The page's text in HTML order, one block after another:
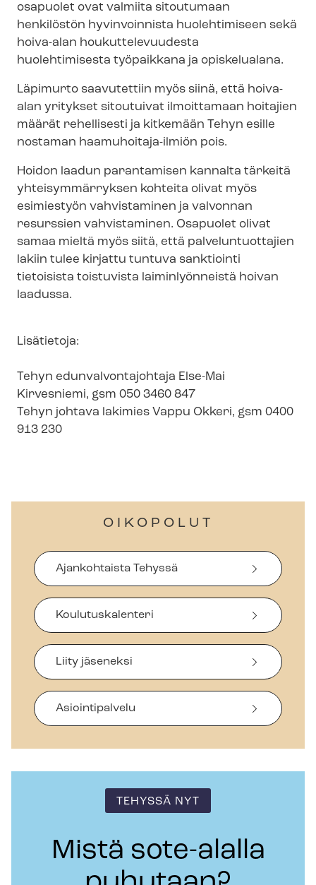
osapuolet ovat valmiita sitoutumaan
henkilöstön hyvinvoinnista huolehtimiseen sekä
hoiva-alan hou­kut­te­le­vuu­des­ta
huolehtimisesta työpaikkana ja opiskelualana.
Läpimurto saavutettiin myös siinä, että hoiva-
alan yritykset sitoutuivat ilmoittamaan hoitajien
määrät rehellisesti ja kitkemään Tehyn esille
nostaman haamuhoitaja-​ilmiön pois.
Hoidon laadun parantamisen kannalta tärkeitä
yhteisymmärryksen kohteita olivat myös
esimiestyön vahvistaminen ja valvonnan
resurssien vahvistaminen. Osapuolet olivat
samaa mieltä myös siitä, että pal­ve­lun­tuot­ta­jien
lakiin tulee kirjattu tuntuva sanktiointi
tietoisista toistuvista laiminlyönneistä hoivan
laadussa.
Lisätietoja:
Tehyn edun­val­von­ta­joh­ta­ja Else-Mai
Kirvesniemi, gsm 050 3460 847
Tehyn johtava lakimies Vappu Okkeri, gsm 0400
913 230
OIKOPOLUT
Ajankohtaista Tehyssä
Koulutuskalenteri
Liity jäseneksi
Asiointipalvelu
TEHYSSÄ NYT
Mistä sote-alalla